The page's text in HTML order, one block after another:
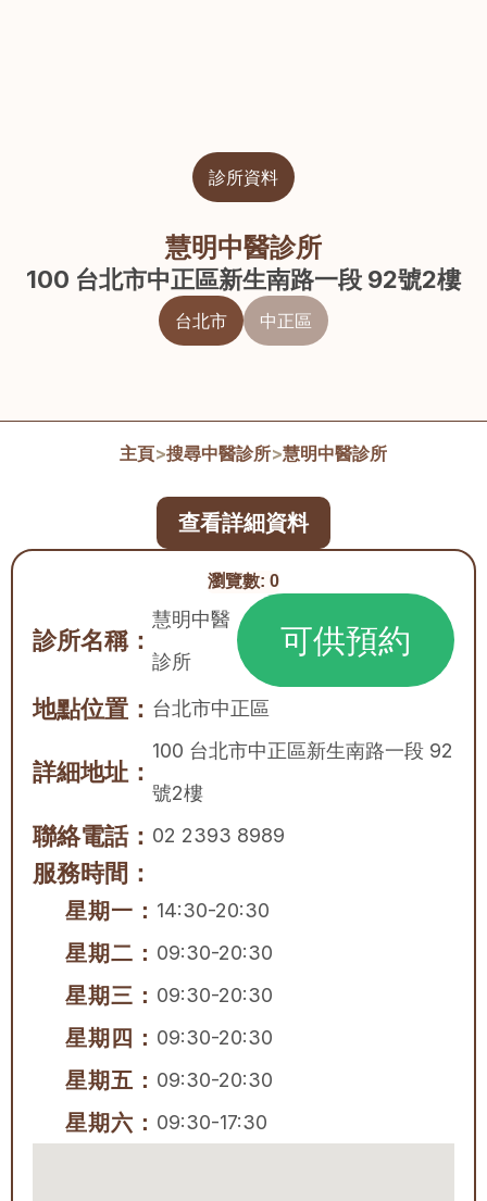
診所資料
慧明中醫診所
100 台北市中正區新生南路一段 92號2樓
台北市 中正區
主頁>搜尋中醫診所>慧明中醫診所
瀏覽數: 0
診所名稱：
慧明中醫
診所
可供預約
地點位置： 台北市中正區
詳細地址：
100 台北市中正區新生南路一段 92
號2樓
聯絡電話： 02 2393 8989
服務時間：
星期一： 14:30-20:30
星期二： 09:30-20:30
星期三： 09:30-20:30
星期四： 09:30-20:30
星期五： 09:30-20:30
星期六： 09:30-17:30
查看詳細資料